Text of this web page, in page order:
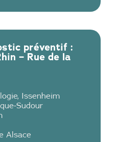
préventif :
– Rue de la
,
Issenheim
Sudour
Alsace